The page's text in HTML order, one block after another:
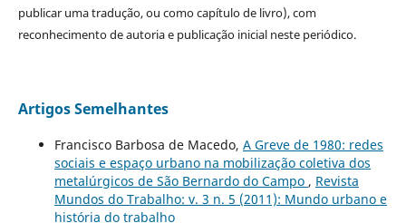
publicar uma tradução, ou como capítulo de livro), com
reconhecimento de autoria e publicação inicial neste periódico.
Artigos Semelhantes
Francisco Barbosa de Macedo, A Greve de 1980: redes
sociais e espaço urbano na mobilização coletiva dos
metalúrgicos de São Bernardo do Campo , Revista
Mundos do Trabalho: v. 3 n. 5 (2011): Mundo urbano e
história do trabalho